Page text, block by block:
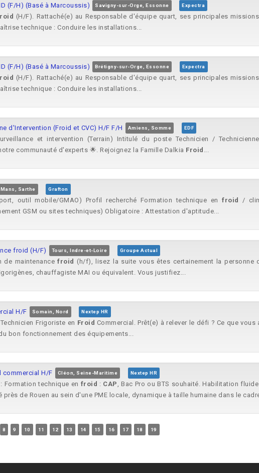
(F/H) (Basé à Marcoussis) Savigny-sur-Orge, Essonne Expectra
(H/F). Rattaché(e) au Responsable d'équipe quart, ses principales
technique : Conduire les installations...
(F/H) (Basé à Marcoussis) Brétigny-sur-Orge, Essonne Expectra
(H/F). Rattaché(e) au Responsable d'équipe quart, ses principales
technique : Conduire les installations...
d'Intervention (Froid et CVC) H/F F/H Amiens, Somme EDF
et intervention (Terrain) Intitulé du poste Technicien /
communauté d'experts 🌟. Rejoignez la Famille Dalkia Froid ...
Mans, Sarthe Grafton
outil mobile/GMAO) Profil recherché Formation technique enfroid /
GSM ou sites techniques) Obligatoire : Attestation d'aptitude...
froid (H/F) Tours, Indre-et-Loire Groupe Actual
de maintenancefroid (h/f), lisez la suite vous êtes certainement la personne
chauffagiste MAI ou équivalent. Vous justifiez...
H/F Somain, Nord Nextep HR
Frigoriste en Froid Commercial. Prêt(e) à relever le défi ? Ce que
bon fonctionnement des équipements...
H/F Cléon, Seine-Maritime Nextep HR
technique en froid : CAP , Bac Pro ou BTS souhaité. Habilitation
près de Rouen au sein d'une PME locale, dynamique à taille humaine dans le
8 9 10 11 12 13 14 15 16 17 18 19